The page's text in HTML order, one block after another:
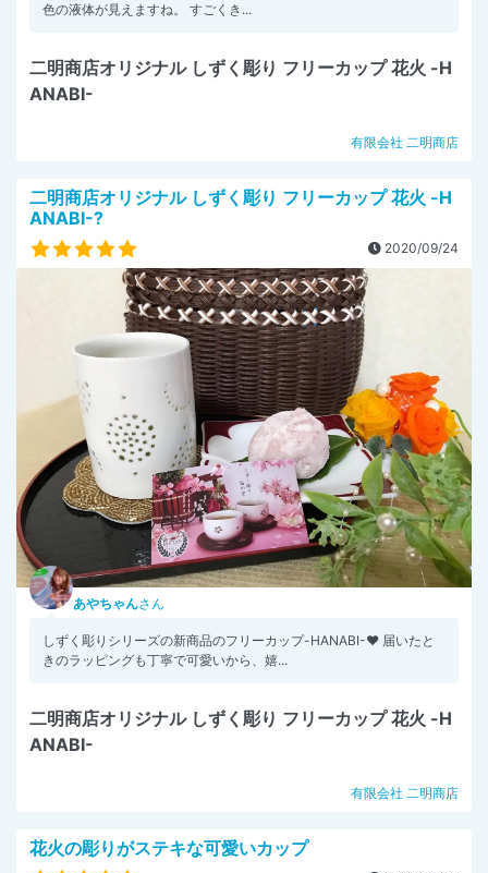
色の液体が見えますね。 すごくき...
二明商店オリジナル しずく彫り フリーカップ 花火 -H
ANABI-
有限会社 二明商店
二明商店オリジナル しずく彫り フリーカップ 花火 -H
ANABI-?
2020/09/24
あやちゃんさん
しずく彫りシリーズの新商品のフリーカップ-HANABI-❤️ 届いたと
きのラッピングも丁寧で可愛いから、嬉...
二明商店オリジナル しずく彫り フリーカップ 花火 -H
ANABI-
有限会社 二明商店
花火の彫りがステキな可愛いカップ